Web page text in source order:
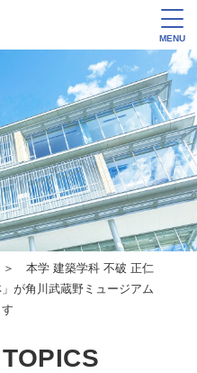
MENU
本学 建築学科 不破 正仁
が角川武蔵野ミュージアム